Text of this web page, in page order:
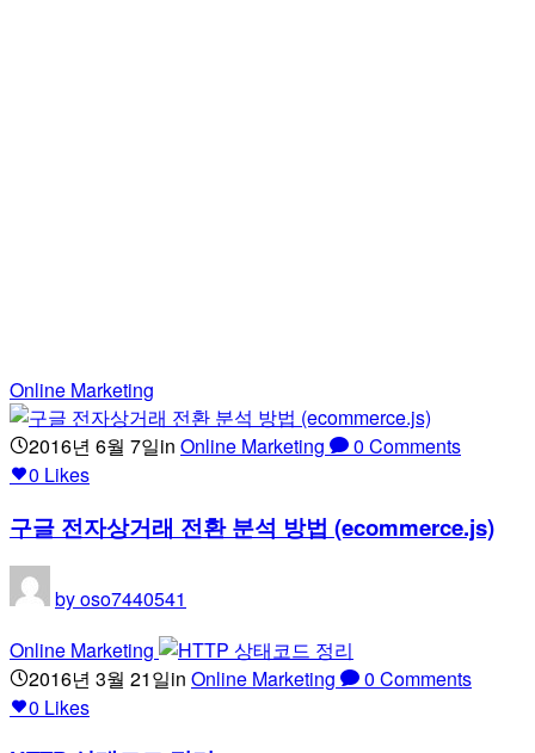
Online Marketing
2016년 6월 7일in Online Marketing 0 Comments
0 Likes
구글 전자상거래 전환 분석 방법 (ecommerce.js)
byoso7440541
Online Marketing
2016년 3월 21일in Online Marketing 0 Comments
0 Likes